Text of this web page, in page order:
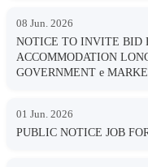
08 Jun. 2026
NOTICE TO INVITE BID
ACCOMMODATION
GOVERNMENT e
01 Jun. 2026
PUBLIC NOTICE JOB